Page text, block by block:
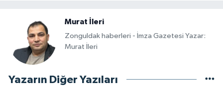
Murat İleri
Zonguldak haberleri - İmza Gazetesi Yazar:
Murat İleri
Yazarın Diğer Yazıları